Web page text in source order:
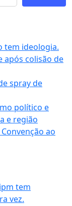
tem ideologia.
após colisão de
spray de
político e
e região
ao
tem
vez.